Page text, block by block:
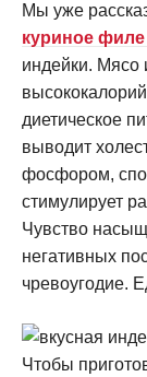
Мы уже
куриное
индейки. Мясо
диетическое
выводит
фосфором,
стимулирует
Чувство
негативных
чревоугодие.
Чтобы